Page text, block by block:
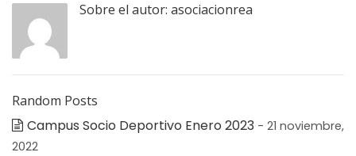
Sobre el autor: asociacionrea
Random Posts
Campus Socio Deportivo Enero 2023 - 21 noviembre,
2022